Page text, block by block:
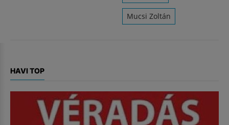
Mucsi Zoltán
HAVI TOP